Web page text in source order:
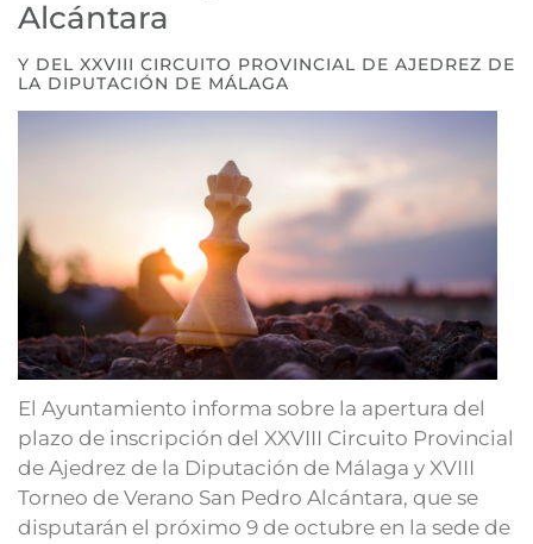
Alcántara
Y DEL XXVIII CIRCUITO PROVINCIAL DE AJEDREZ DE
LA DIPUTACIÓN DE MÁLAGA
El Ayuntamiento informa sobre la apertura del
plazo de inscripción del XXVIII Circuito Provincial
de Ajedrez de la Diputación de Málaga y XVIII
Torneo de Verano San Pedro Alcántara, que se
disputarán el próximo 9 de octubre en la sede de